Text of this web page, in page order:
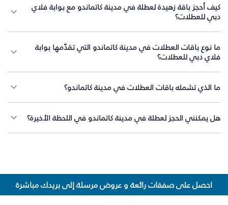
كيف أحجز باقة زهيدة لعطلة في مدينة كاتماندو مع بوابة فلاي
دبي للعطلات؟
ما نوع باقات العطلات في مدينة كاتماندو التي تقدّمها بوابة
فلاي دبي للعطلات؟
ما الذي تشمله باقات العطلات في مدينة كاتماندو؟
هل يمكنني الحجز لعطلة في مدينة كاتماندو في اللحظة الأخيرة؟
احصل على صفقات رائعة و عروض مرسلة إلى بريدك مباشرة